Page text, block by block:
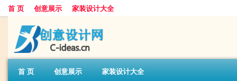
首 页 创意展示 家装设计大全
首 页 创意展示 家装设计大全